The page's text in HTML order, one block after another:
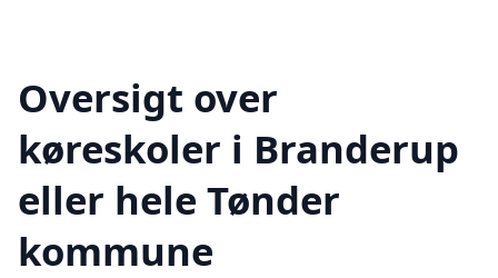
Oversigt over
køreskoler i Branderup
eller hele Tønder
kommune